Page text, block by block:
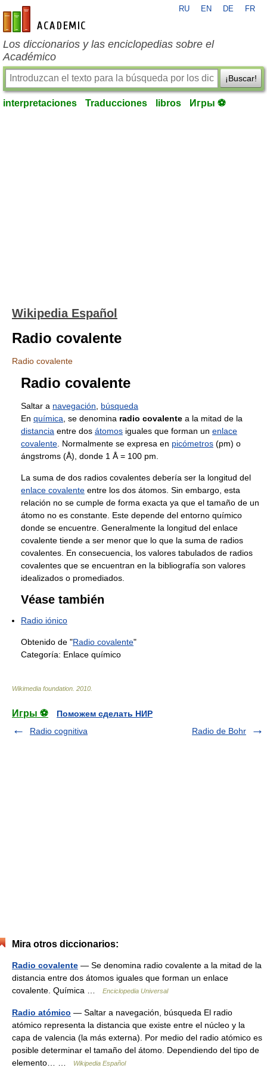
es-academic.com
RU EN DE FR
Los diccionarios y las enciclopedias sobre el
Académico
¡Buscar!
interpretaciones Traducciones libros Игры ⚽
Wikipedia Español
Radio covalente
Radio covalente
Radio covalente
Saltar a navegación
búsqueda
En química , se denomina radio covalente a la mitad de la
distancia entre dos átomos iguales que forman un enlace
covalente . Normalmente se expresa en picómetros (pm) o
ángstroms (Å), donde 1 Å = 100 pm.
La suma de dos radios covalentes debería ser la longitud del
enlace covalente entre los dos átomos. Sin embargo, esta
relación no se cumple de forma exacta ya que el tamaño de un
átomo no es constante. Este depende del entorno químico
donde se encuentre. Generalmente la longitud del enlace
covalente tiende a ser menor que lo que la suma de radios
covalentes. En consecuencia, los valores tabulados de radios
covalentes que se encuentran en la bibliografía son valores
idealizados o promediados.
Véase también
Radio iónico
Obtenido de "Radio covalente"
Categoría: Enlace químico
Wikimedia foundation 2010
Игры ⚽
Поможем сделать НИР
Radio cognitiva
Radio de Bohr
Mira otros diccionarios:
Radio covalente — Se denomina radio covalente a la mitad de la
distancia entre dos átomos iguales que forman un enlace
covalente. Química …
Enciclopedia Universal
Radio atómico — Saltar a navegación, búsqueda El radio
atómico representa la distancia que existe entre el núcleo y la
capa de valencia (la más externa). Por medio del radio atómico es
posible determinar el tamaño del átomo. Dependiendo del tipo de
elemento… …
Wikipedia Español